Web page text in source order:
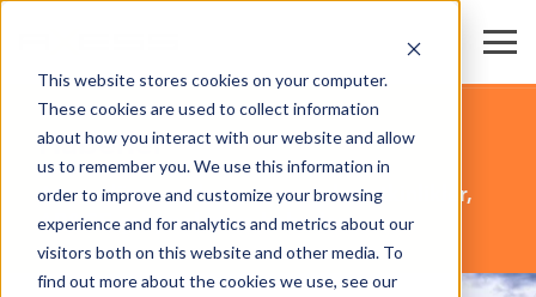
This website stores cookies on your computer.
These cookies are used to collect information
about how you interact with our website and allow
us to remember you. We use this information in
order to improve and customize your browsing
experience and for analytics and metrics about our
visitors both on this website and other media. To
find out more about the cookies we use, see our
Haberler
Axess dünyasından yeni projeler, etkinlikler,
AR&GE çalışmaları ve haberler.